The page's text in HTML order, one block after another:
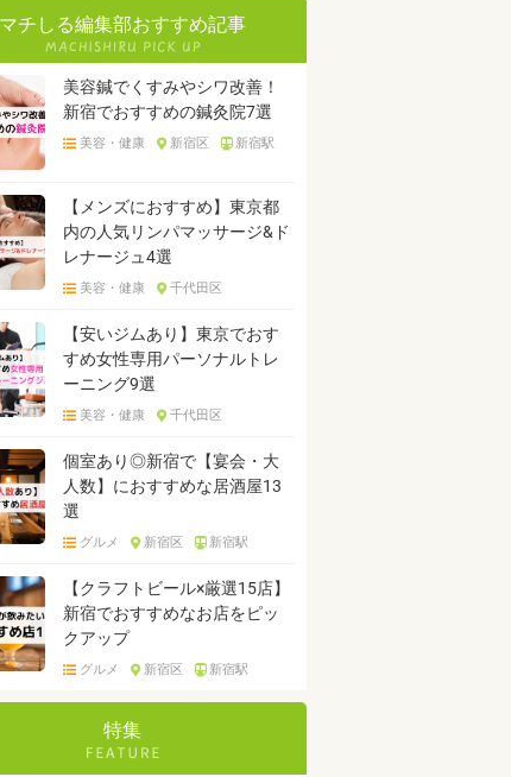
マチしる編集部おすすめ記事
美容鍼でくすみやシワ改善！
新宿でおすすめの鍼灸院7選
美容・健康 新宿区 新宿駅
【メンズにおすすめ】東京都
内の人気リンパマッサージ&ド
レナージュ4選
美容・健康 千代田区
【安いジムあり】東京でおす
すめ女性専用パーソナルトレ
ーニング9選
美容・健康 千代田区
個室あり◎新宿で【宴会・大
人数】におすすめな居酒屋13
選
グルメ 新宿区 新宿駅
【クラフトビール×厳選15店】
新宿でおすすめなお店をピッ
クアップ
グルメ 新宿区 新宿駅
特集